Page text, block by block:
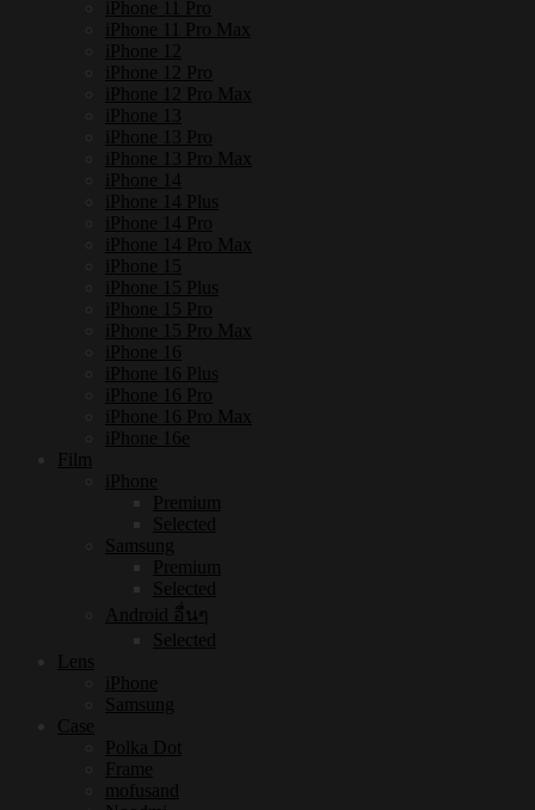
iPhone 11 Pro
iPhone 11 Pro Max
iPhone 12
iPhone 12 Pro
iPhone 12 Pro Max
iPhone 13
iPhone 13 Pro
iPhone 13 Pro Max
iPhone 14
iPhone 14 Plus
iPhone 14 Pro
iPhone 14 Pro Max
iPhone 15
iPhone 15 Plus
iPhone 15 Pro
iPhone 15 Pro Max
iPhone 16
iPhone 16 Plus
iPhone 16 Pro
iPhone 16 Pro Max
iPhone 16e
Film
iPhone
Premium
Selected
Samsung
Premium
Selected
Android อื่นๆ
Selected
Lens
iPhone
Samsung
Case
Polka Dot
Frame
mofusand